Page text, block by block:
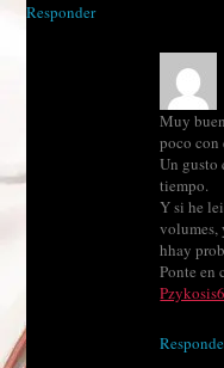
Responder
Muy
poco con
Un gusto
tiempo.
Y si he
volumes,
hhay
Ponte en